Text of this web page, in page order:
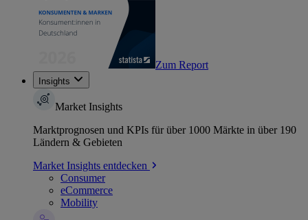
Zum Report
Insights
Market Insights
Marktprognosen und KPIs für über 1000 Märkte in über 190
Ländern & Gebieten
Market Insights entdecken
Consumer
eCommerce
Mobility